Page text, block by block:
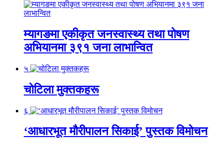
म्यागङमा एकीकृत जनस्वास्थ्य तथा पोषण
अभियानमा ३९१ जना लाभान्वित
५
चोटिला मुक्तकहरू
६
‘आधारभूत मौरीपालन सिकाई’ पुस्तक विमोचन